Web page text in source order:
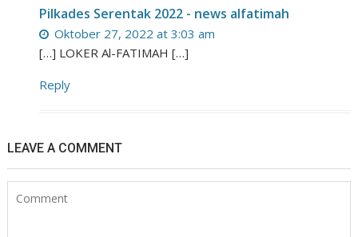
Pilkades Serentak 2022 - news alfatimah
Oktober 27, 2022 at 3:03 am
[…] LOKER Al-FATIMAH […]
Reply
LEAVE A COMMENT